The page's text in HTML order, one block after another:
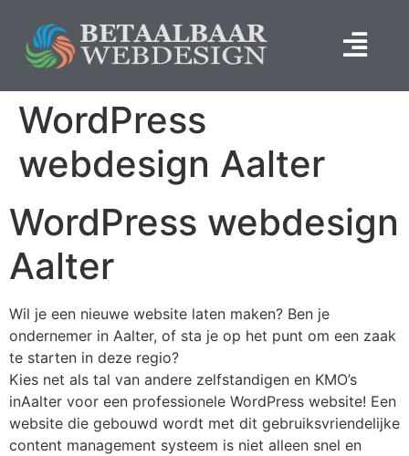
WordPress
webdesign Aalter
WordPress webdesign
Aalter
Wil je een nieuwe website laten maken? Ben je
ondernemer in Aalter, of sta je op het punt om een zaak
te starten in deze regio?
Kies net als tal van andere zelfstandigen en KMO’s
inAalter voor een professionele WordPress website! Een
website die gebouwd wordt met dit gebruiksvriendelijke
content management systeem is niet alleen snel en